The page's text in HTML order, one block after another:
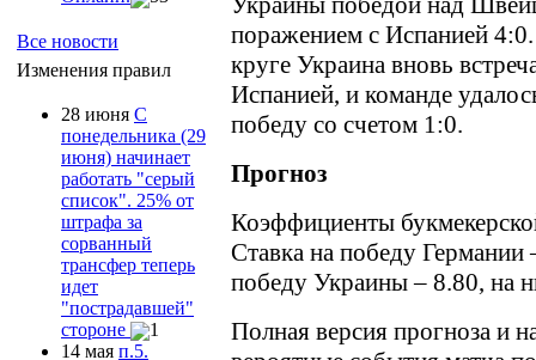
Все новости
Изменения правил
28 июня С
понедельника (29
июня) начинает
работать "серый
список". 25% от
штрафа за
сорванный
трансфер теперь
идет
"пострадавшей"
стороне
1
14 мая п.5.
поражением с Испанией
круге Украина вновь
Испанией, и команде
победу со счетом 1:0.
Прогноз
Коэффициенты
Ставка на победу Германии
победу Украины – 8.80, на
Полная версия прогноза и